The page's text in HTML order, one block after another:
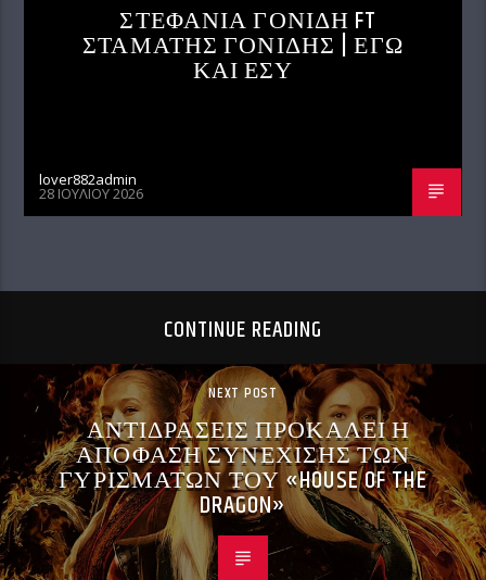
ΣΤΕΦΑΝΙΑ ΓΟΝΙΔΗ FT
ΣΤΑΜΑΤΗΣ ΓΟΝΙΔΗΣ | ΕΓΩ
ΚΑΙ ΕΣΥ
lover882admin
28 ΙΟΥΛΊΟΥ 2026
CONTINUE READING
NEXT POST
ΑΝΤΙΔΡΑΣΕΙΣ ΠΡΟΚΑΛΕΙ Η
ΑΠΟΦΑΣΗ ΣΥΝΕΧΙΣΗΣ ΤΩΝ
ΓΥΡΙΣΜΑΤΩΝ ΤΟΥ «HOUSE OF THE
DRAGON»